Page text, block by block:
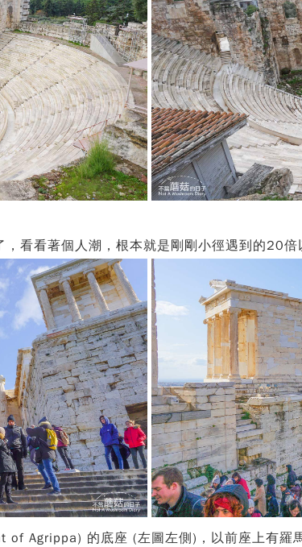
看看著個人潮，根本就是剛剛小徑遇到的20倍
of Agrippa) 的底座 (左圖左側)，以前座上有羅